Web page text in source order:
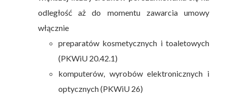
odległość aż do momentu zawarcia umowy
włącznie
preparatów kosmetycznych i toaletowych
(PKWiU 20.42.1)
komputerów, wyrobów elektronicznych i
optycznych (PKWiU 26)